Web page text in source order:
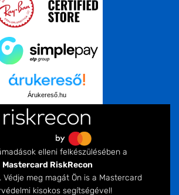
Árukereső.hu
elleni felkészülésében a
Mastercard RiskRecon
Védje meg magát Ön is a Mastercard
kisokos segítségével!